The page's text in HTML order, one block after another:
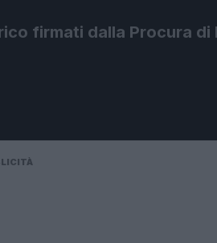
firmati dalla Procura di